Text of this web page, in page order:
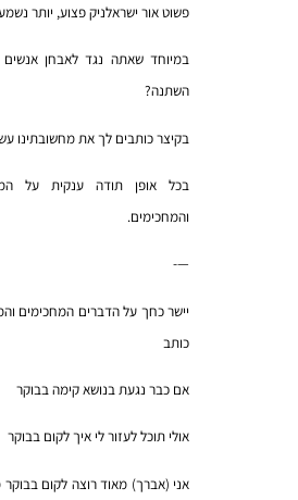
פשוט אור ישראלניק פצוע, יותר
במיוחד שאתה נגד לאבחן
השתנה?
בקיצר כותבים לך את מחשובתינו
בכל אופן תודה ענקית על
והמחכימים.
—-
יישר כחך על הדברים המחכימים
כותב
אם כבר נגעת בנושא קימה בבוקר
אולי תוכל לעזור לי איך לקום בבוקר
אני (אברך) מאוד רוצה לקום בבוקר